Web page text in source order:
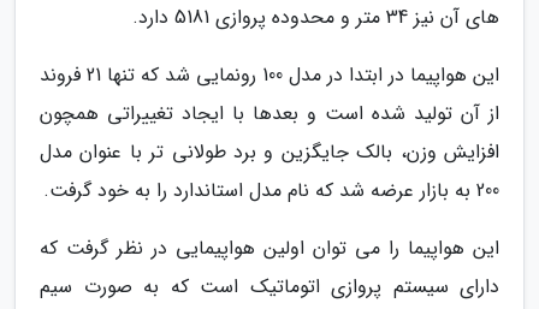
های آن نیز 34 متر و محدوده پروازی 5181 دارد.
این هواپیما در ابتدا در مدل 100 رونمایی شد که تنها 21 فروند
از آن تولید شده است و بعدها با ایجاد تغییراتی همچون
افزایش وزن، بالک جایگزین و برد طولانی تر با عنوان مدل
200 به بازار عرضه شد که نام مدل استاندارد را به خود گرفت.
این هواپیما را می توان اولین هواپیمایی در نظر گرفت که
دارای سیستم پروازی اتوماتیک است که به صورت سیم